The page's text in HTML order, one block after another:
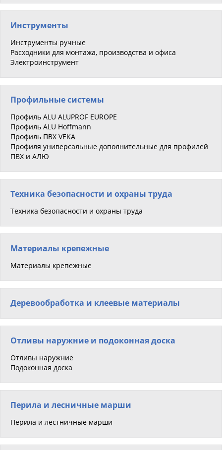
Инструменты
Инструменты ручные
Расходники для монтажа, производства и офиса
Электроинструмент
Профильные системы
Профиль ALU ALUPROF EUROPE
Профиль ALU Hoffmann
Профиль ПВХ VEKA
Профиля универсальные дополнительные для профилей
ПВХ и АЛЮ
Техника безопасности и охраны труда
Техника безопасности и охраны труда
Материалы крепежные
Материалы крепежные
Деревообработка и клеевые материалы
Отливы наружние и подоконная доска
Отливы наружние
Подоконная доска
Перила и лесничные марши
Перила и лестничные марши